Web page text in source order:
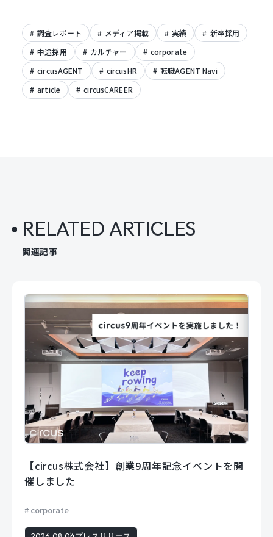
調査レポート メディア掲載 実績
新卒採用
中途採用
カルチャー
corporate
circusAGENT
circusHR
転職AGENT Navi
article
circusCAREER
RELATED ARTICLES
関連記事
【circus株式会社】創業9周年記念イベントを開
催しました
corporate